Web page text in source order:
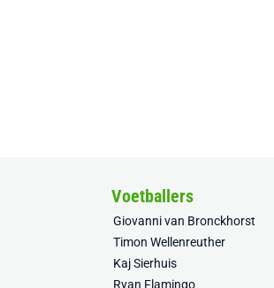
Voetballers
Giovanni van Bronckhorst
Timon Wellenreuther
Kaj Sierhuis
Ryan Flamingo